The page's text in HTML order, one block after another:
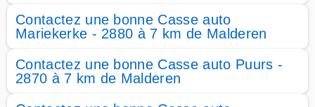
Contactez une bonne Casse auto
Mariekerke - 2880 à 7 km de Malderen
Contactez une bonne Casse auto Puurs -
2870 à 7 km de Malderen